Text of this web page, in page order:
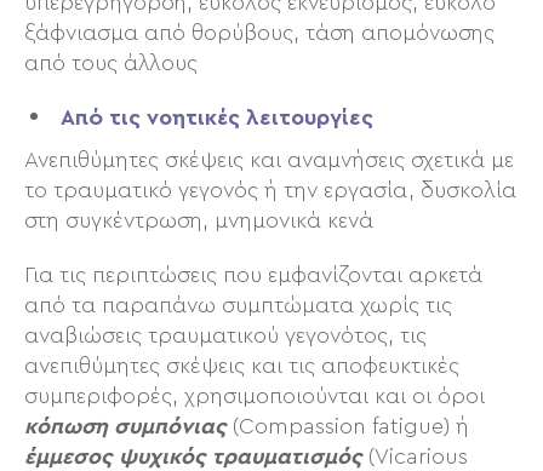
ξάφνιασμα από θορύβους, τάση απομόνωσης
από τους άλλους
Από τις νοητικές λειτουργίες
Ανεπιθύμητες σκέψεις και αναμνήσεις σχετικά με
το τραυματικό γεγονός ή την εργασία, δυσκολία
στη συγκέντρωση, μνημονικά κενά
Για τις περιπτώσεις που εμφανίζονται αρκετά
από τα παραπάνω συμπτώματα χωρίς τις
αναβιώσεις τραυματικού γεγονότος, τις
ανεπιθύμητες σκέψεις και τις αποφευκτικές
συμπεριφορές, χρησιμοποιούνται και οι όροι
κόπωση συμπόνιας(Compassion fatigue) ή
έμμεσος ψυχικός τραυματισμός(Vicarious